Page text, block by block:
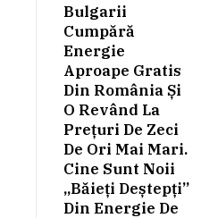
Bulgarii
Cumpără
Energie
Aproape Gratis
Din România Și
O Revând La
Prețuri De Zeci
De Ori Mai Mari.
Cine Sunt Noii
„băieți Deștepți”
Din Energie De